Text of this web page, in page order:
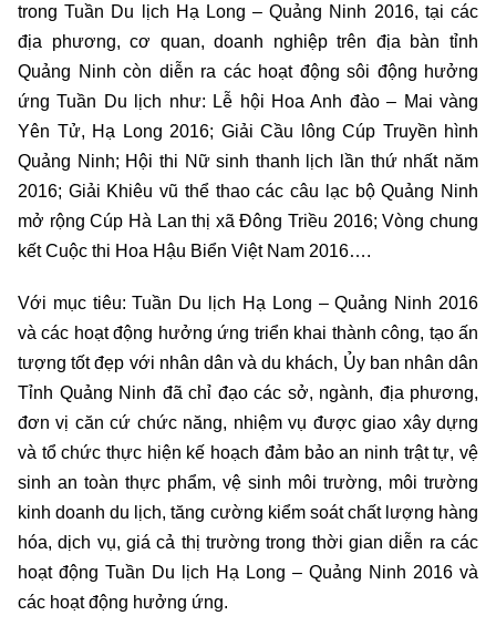
trong Tuần Du lịch Hạ Long – Quảng Ninh 2016, tại các
địa phương, cơ quan, doanh nghiệp trên địa bàn tỉnh
Quảng Ninh còn diễn ra các hoạt động sôi động hưởng
ứng Tuần Du lịch như: Lễ hội Hoa Anh đào – Mai vàng
Yên Tử, Hạ Long 2016; Giải Cầu lông Cúp Truyền hình
Quảng Ninh; Hội thi Nữ sinh thanh lịch lần thứ nhất năm
2016; Giải Khiêu vũ thể thao các câu lạc bộ Quảng Ninh
mở rộng Cúp Hà Lan thị xã Đông Triều 2016; Vòng chung
kết Cuộc thi Hoa Hậu Biển Việt Nam 2016….
Với mục tiêu: Tuần Du lịch Hạ Long – Quảng Ninh 2016
và các hoạt động hưởng ứng triển khai thành công, tạo ấn
tượng tốt đẹp với nhân dân và du khách, Ủy ban nhân dân
Tỉnh Quảng Ninh đã chỉ đạo các sở, ngành, địa phương,
đơn vị căn cứ chức năng, nhiệm vụ được giao xây dựng
và tổ chức thực hiện kế hoạch đảm bảo an ninh trật tự, vệ
sinh an toàn thực phẩm, vệ sinh môi trường, môi trường
kinh doanh du lịch, tăng cường kiểm soát chất lượng hàng
hóa, dịch vụ, giá cả thị trường trong thời gian diễn ra các
hoạt động Tuần Du lịch Hạ Long – Quảng Ninh 2016 và
các hoạt động hưởng ứng.